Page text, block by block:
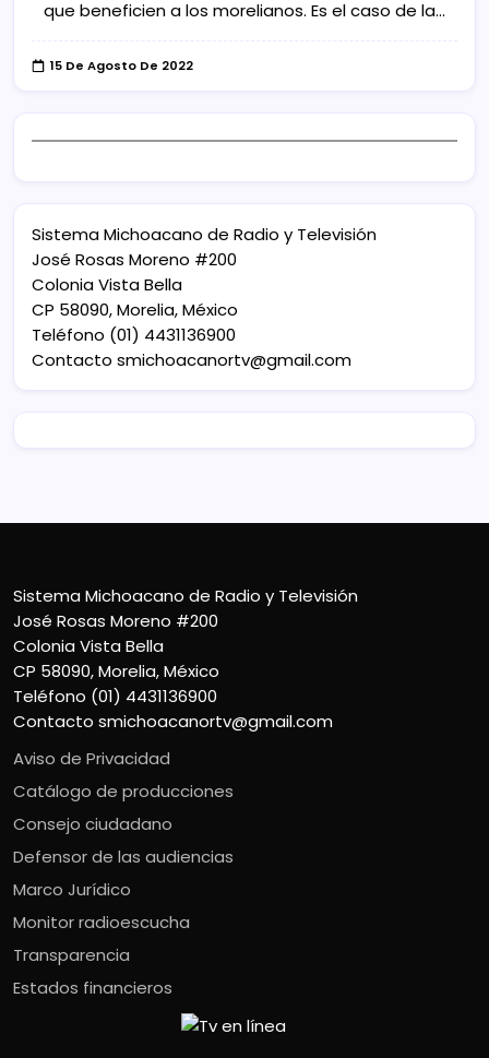
que beneficien a los morelianos. Es el caso de la…
15 De Agosto De 2022
Sistema Michoacano de Radio y Televisión
José Rosas Moreno #200
Colonia Vista Bella
CP 58090, Morelia, México
Teléfono (01) 4431136900
Contacto smichoacanortv@gmail.com
Sistema Michoacano de Radio y Televisión
José Rosas Moreno #200
Colonia Vista Bella
CP 58090, Morelia, México
Teléfono (01) 4431136900
Contacto smichoacanortv@gmail.com
Aviso de Privacidad
Catálogo de producciones
Consejo ciudadano
Defensor de las audiencias
Marco Jurídico
Monitor radioescucha
Transparencia
Estados financieros